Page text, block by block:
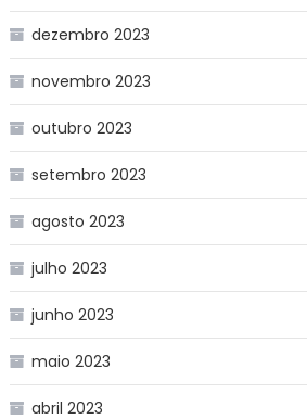
dezembro 2023
novembro 2023
outubro 2023
setembro 2023
agosto 2023
julho 2023
junho 2023
maio 2023
abril 2023